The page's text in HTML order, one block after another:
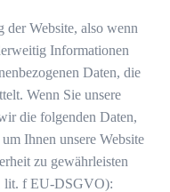
Website, also wenn
Informationen
Daten, die
Wenn Sie unsere
die folgenden Daten,
Ihnen unsere Website
zu gewährleisten
lit. f EU-DSGVO):